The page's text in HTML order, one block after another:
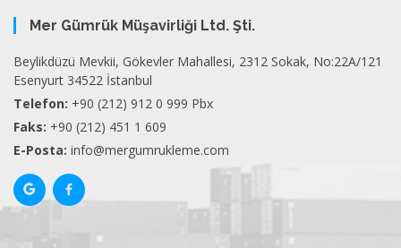
Mer Gümrük Müşavirliği Ltd. Şti.
Beylikdüzü Mevkii, Gökevler Mahallesi, 2312 Sokak, No:22A/121
Esenyurt 34522 İstanbul
Telefon: +90 (212) 912 0 999 Pbx
Faks: +90 (212) 451 1 609
E-Posta: info@mergumrukleme.com